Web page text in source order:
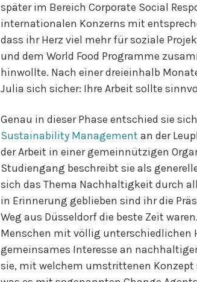
später im Bereich Corporate Social
internationalen Konzerns mit
dass ihr Herz viel mehr für soziale
und dem World Food Programme
hinwollte. Nach einer dreieinhalb
Julia sich sicher: Ihre Arbeit sollte
Genau in dieser Phase entschied sie
Sustainability Management an der
der Arbeit in einer gemeinnützigen
Studiengang beschreibt sie als
sich das Thema Nachhaltigkeit durch
in Erinnerung geblieben sind ihr die
Weg aus Düsseldorf die beste Zeit
Menschen mit völlig unterschiedlichen
gemeinsames Interesse an
sie, mit welchem umstrittenen